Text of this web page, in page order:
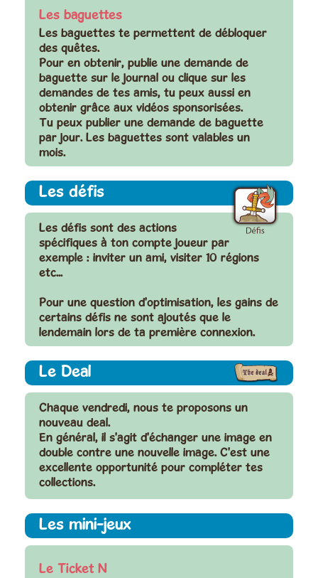
Les baguettes
Les baguettes te permettent de débloquer
des quêtes.
Pour en obtenir, publie une demande de
baguette sur le journal ou clique sur les
demandes de tes amis, tu peux aussi en
obtenir grâce aux vidéos sponsorisées.
Tu peux publier une demande de baguette
par jour. Les baguettes sont valables un
mois.
Les défis
Les défis sont des actions
spécifiques à ton compte joueur par
exemple : inviter un ami, visiter 10 régions
etc...
Pour une question d'optimisation, les gains de
certains défis ne sont ajoutés que le
lendemain lors de ta première connexion.
Le Deal
Chaque vendredi, nous te proposons un
nouveau deal.
En général, il s'agit d'échanger une image en
double contre une nouvelle image. C'est une
excellente opportunité pour compléter tes
collections.
Les mini-jeux
Le Ticket N